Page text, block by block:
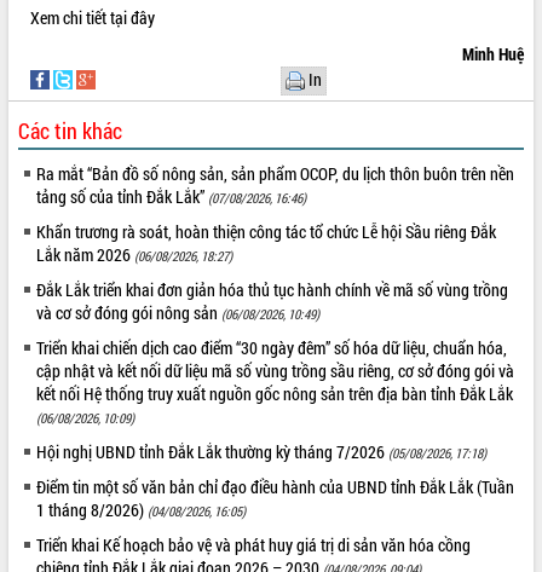
Diễn đàn Kinh tế tư nhân Việt Nam đột
Đề án 06 tạo bước ngoặt đột phá trong
cải cách hành chính tỉnh Đắk Lắk
Kết nối tour, đẩy mạnh chuyển đổi số
để phát triển du lịch Đắk Lắk
Khởi động Dự án Đầu tư xây dựng hạ
tầng kỹ thuật Cụm công nghiệp Tân
Tiến
Gặp mặt các cơ quan báo chí nhân Kỷ
niệm 101 năm Ngày Báo chí Cách
mạng Việt Nam
Đắk Lắk sơ kết 4 năm triển khai thực
hiện Đề án 06 của Chính phủ
Họp báo thông tin về Hội nghị Công bố
Quy hoạch và Xúc tiến đầu tư tỉnh Đắk
Lắk
giải ngân vốn khắc phục thiên tai
HĐND tỉnh thông qua điều chỉnh Quy
hoạch tỉnh thời kỳ 2021-2030
Xem chi tiết tạiđây
Minh Huệ
In
Các tin khác
Ra mắt “Bản đồ số nông sản, sản phẩm OCOP, du lịch thôn buôn trên nền
tảng số của tỉnh Đắk Lắk” (07/08/2026, 16:46)
Khẩn trương rà soát, hoàn thiện công tác tổ chức Lễ hội Sầu riêng Đắk
Lắk năm 2026 (06/08/2026, 18:27)
Đắk Lắk triển khai đơn giản hóa thủ tục hành chính về mã số vùng trồng
và cơ sở đóng gói nông sản (06/08/2026, 10:49)
Triển khai chiến dịch cao điểm “30 ngày đêm” số hóa dữ liệu, chuẩn hóa,
cập nhật và kết nối dữ liệu mã số vùng trồng sầu riêng, cơ sở đóng gói và
kết nối Hệ thống truy xuất nguồn gốc nông sản trên địa bàn tỉnh Đắk Lắk
(06/08/2026, 10:09)
Hội nghị UBND tỉnh Đắk Lắk thường kỳ tháng 7/2026 (05/08/2026, 17:18)
Điểm tin một số văn bản chỉ đạo điều hành của UBND tỉnh Đắk Lắk (Tuần
1 tháng 8/2026) (04/08/2026, 16:05)
Triển khai Kế hoạch bảo vệ và phát huy giá trị di sản văn hóa cồng